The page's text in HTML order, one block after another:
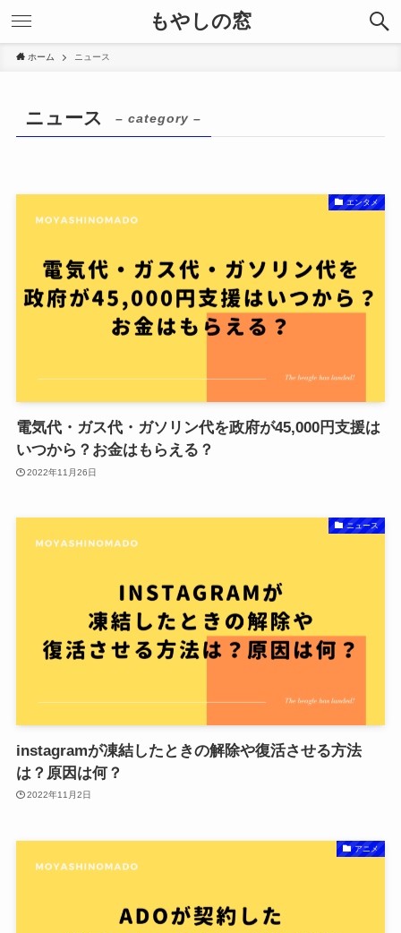
もやしの窓
ホーム ニュース
ニュース – category –
エンタメ
電気代・ガス代・ガソリン代を政府が45,000円支援は
いつから？お金はもらえる？
2022年11月26日
ニュース
instagramが凍結したときの解除や復活させる方法
は？原因は何？
2022年11月2日
アニメ